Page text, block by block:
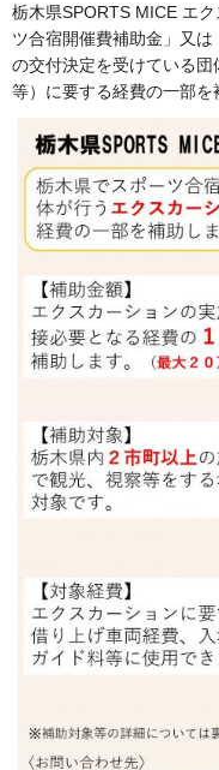
栃木県SPORTS MICE エ
ツ合宿開催費補助金」又は
の交付決定を受けている
等）に要する経費の一部を